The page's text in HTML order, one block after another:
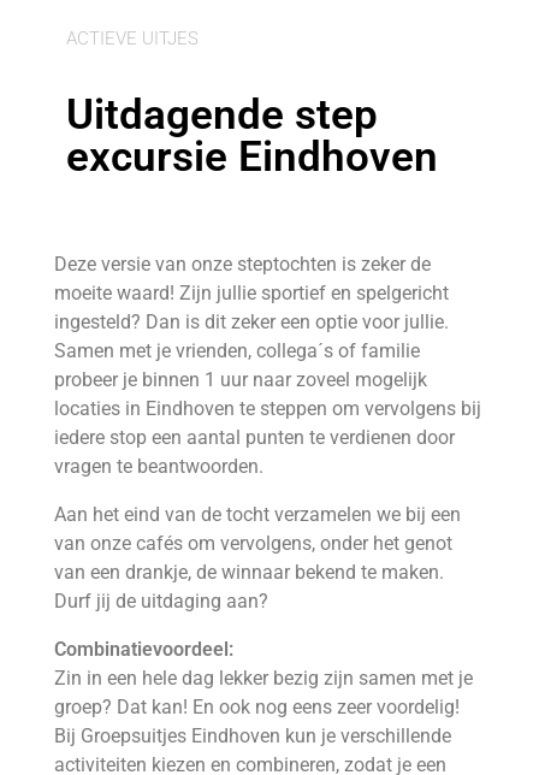
ACTIEVE UITJES
Uitdagende step
excursie Eindhoven
Deze versie van onze steptochten is zeker de
moeite waard! Zijn jullie sportief en spelgericht
ingesteld? Dan is dit zeker een optie voor jullie.
Samen met je vrienden, collega´s of familie
probeer je binnen 1 uur naar zoveel mogelijk
locaties in Eindhoven te steppen om vervolgens bij
iedere stop een aantal punten te verdienen door
vragen te beantwoorden.
Aan het eind van de tocht verzamelen we bij een
van onze cafés om vervolgens, onder het genot
van een drankje, de winnaar bekend te maken.
Durf jij de uitdaging aan?
Combinatievoordeel:
Zin in een hele dag lekker bezig zijn samen met je
groep? Dat kan! En ook nog eens zeer voordelig!
Bij Groepsuitjes Eindhoven kun je verschillende
activiteiten kiezen en combineren, zodat je een